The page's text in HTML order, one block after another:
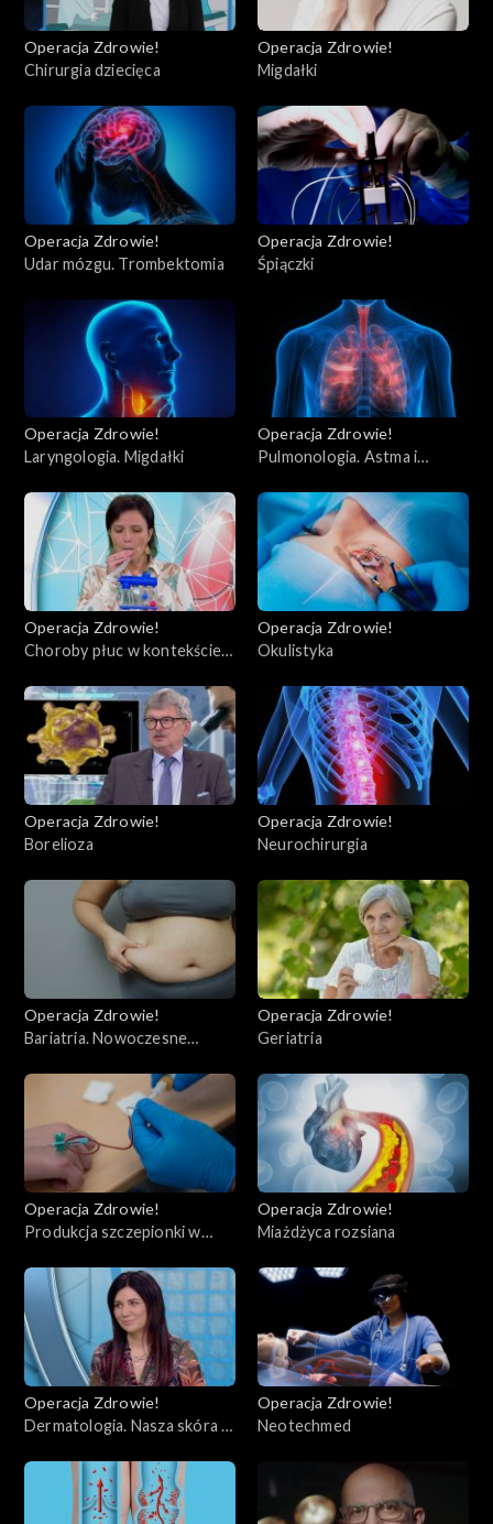
Operacja Zdrowie!
Chirurgia dziecięca
Operacja Zdrowie!
Migdałki
Operacja Zdrowie!
Udar mózgu. Trombektomia
Operacja Zdrowie!
Śpiączki
Operacja Zdrowie!
Laryngologia. Migdałki
Operacja Zdrowie!
Pulmonologia. Astma i
Operacja Zdrowie!
Choroby płuc w kontekście
Operacja Zdrowie!
Okulistyka
Operacja Zdrowie!
Borelioza
Operacja Zdrowie!
Neurochirurgia
Operacja Zdrowie!
Bariatria. Nowoczesne
Operacja Zdrowie!
Geriatria
Operacja Zdrowie!
Produkcja szczepionki w
Operacja Zdrowie!
Miażdżyca rozsiana
Operacja Zdrowie!
Dermatologia. Nasza skóra w
Operacja Zdrowie!
Neotechmed